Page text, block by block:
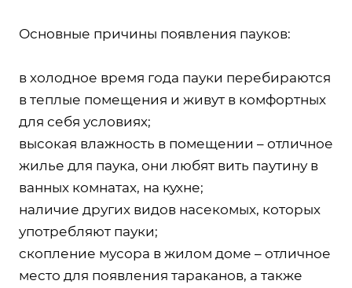
Основные причины появления пауков:
в холодное время года пауки перебираются
в теплые помещения и живут в комфортных
для себя условиях;
высокая влажность в помещении – отличное
жилье для паука, они любят вить паутину в
ванных комнатах, на кухне;
наличие других видов насекомых, которых
употребляют пауки;
скопление мусора в жилом доме – отличное
место для появления тараканов, а также